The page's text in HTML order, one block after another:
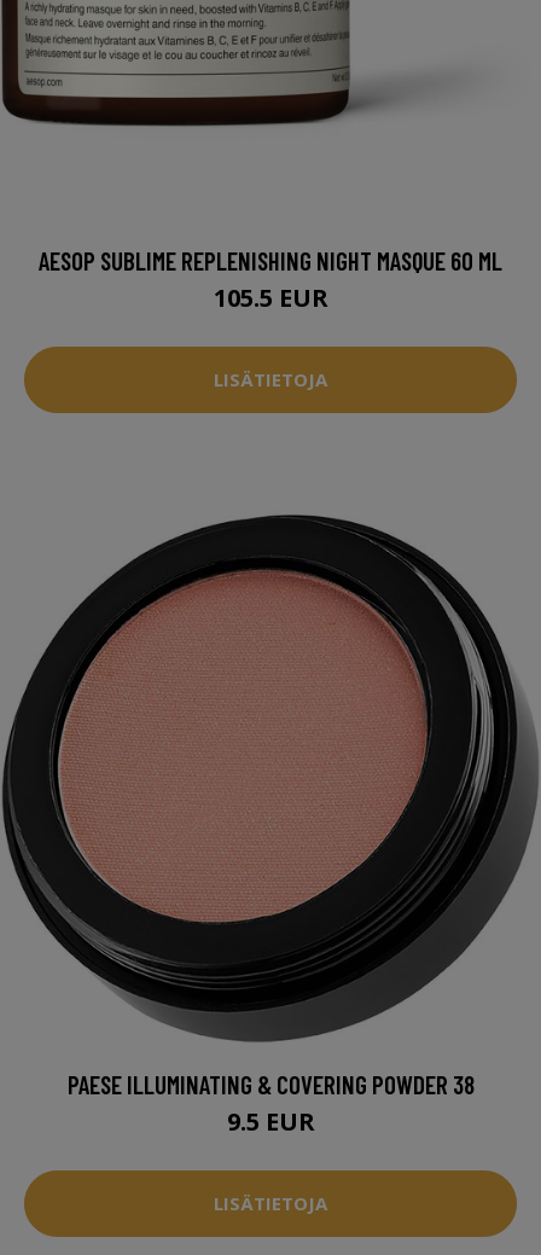
AESOP SUBLIME REPLENISHING NIGHT MASQUE 60 ML
105.5 EUR
LISÄTIETOJA
PAESE ILLUMINATING & COVERING POWDER 38
9.5 EUR
LISÄTIETOJA